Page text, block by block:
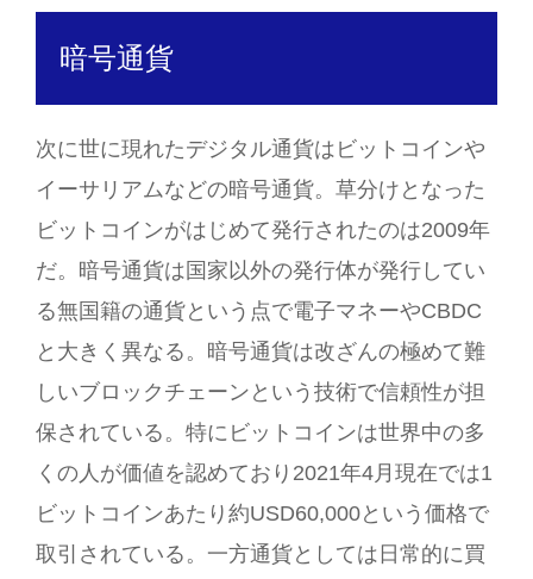
暗号通貨
次に世に現れたデジタル通貨はビットコインや
イーサリアムなどの暗号通貨。草分けとなった
ビットコインがはじめて発行されたのは2009年
だ。暗号通貨は国家以外の発行体が発行してい
る無国籍の通貨という点で電子マネーやCBDC
と大きく異なる。暗号通貨は改ざんの極めて難
しいブロックチェーンという技術で信頼性が担
保されている。特にビットコインは世界中の多
くの人が価値を認めており2021年4月現在では1
ビットコインあたり約USD60,000という価格で
取引されている。一方通貨としては日常的に買